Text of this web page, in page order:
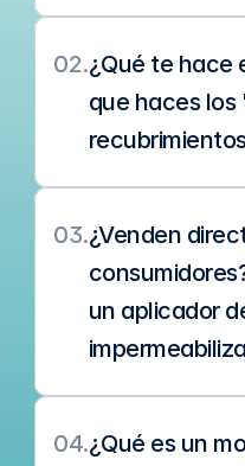
02.¿Qué te hace
que haces los
03.¿Venden
un aplicador
04.¿Qué es un